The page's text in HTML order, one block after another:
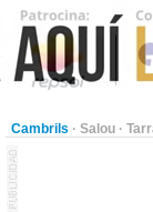
Cambrils · Salou ·